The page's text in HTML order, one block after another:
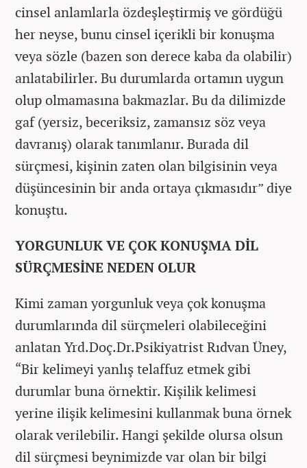
cinsel anlamlarla özdeşleştirmiş ve gördüğü
her neyse, bunu cinsel içerikli bir konuşma
veya sözle (bazen son derece kaba da olabilir)
anlatabilirler. Bu durumlarda ortamın uygun
olup olmamasına bakmazlar. Bu da dilimizde
gaf (yersiz, beceriksiz, zamansız söz veya
davranış) olarak tanımlanır. Burada dil
sürçmesi, kişinin zaten olan bilgisinin veya
düşüncesinin bir anda ortaya çıkmasıdır” diye
konuştu.
YORGUNLUK VE ÇOK KONUŞMA DİL
SÜRÇMESİNE NEDEN OLUR
Kimi zaman yorgunluk veya çok konuşma
durumlarında dil sürçmeleri olabileceğini
anlatan Yrd.Doç.Dr.Psikiyatrist Rıdvan Üney,
“Bir kelimeyi yanlış telaffuz etmek gibi
durumlar buna örnektir. Kişilik kelimesi
yerine ilişik kelimesini kullanmak buna örnek
olarak verilebilir. Hangi şekilde olursa olsun
dil sürçmesi beynimizde var olan bir bilgi